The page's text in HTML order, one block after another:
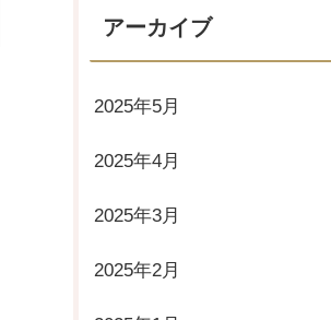
アーカイブ
2025年5月
2025年4月
2025年3月
2025年2月